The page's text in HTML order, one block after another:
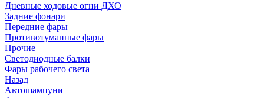
Дневные ходовые огни ДХО
Задние фонари
Передние фары
Противотуманные фары
Прочие
Светодиодные балки
Фары рабочего света
Назад
Автошампуни